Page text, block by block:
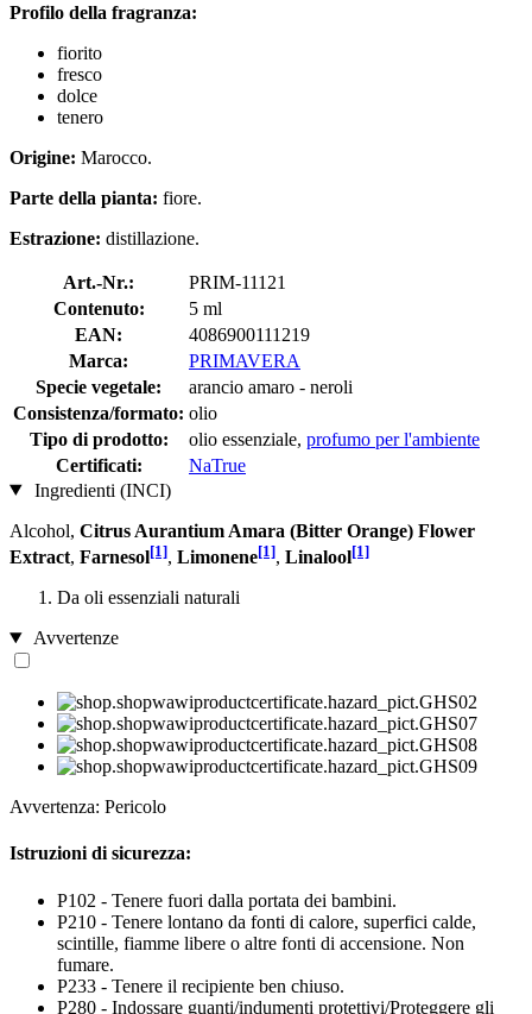
Profilo della fragranza:
fiorito
fresco
dolce
tenero
Origine: Marocco.
Parte della pianta: fiore.
Estrazione: distillazione.
Art.-Nr.:
PRIM-11121
Contenuto:
5 ml
EAN:
4086900111219
Marca:
PRIMAVERA
Specie vegetale:
arancio amaro - neroli
Consistenza/formato: olio
Tipo di prodotto:
olio essenziale, profumo per l'ambiente
Certificati:
NaTrue
Ingredienti (INCI)
Alcohol, Citrus Aurantium Amara (Bitter Orange) Flower
Extract, Farnesol[1], Limonene[1], Linalool[1]
Da oli essenziali naturali
Avvertenze
Avvertenza: Pericolo
Istruzioni di sicurezza:
P102 - Tenere fuori dalla portata dei bambini.
P210 - Tenere lontano da fonti di calore, superfici calde,
scintille, fiamme libere o altre fonti di accensione. Non
fumare.
P233 - Tenere il recipiente ben chiuso.
P280 - Indossare guanti/indumenti protettivi/Proteggere gli